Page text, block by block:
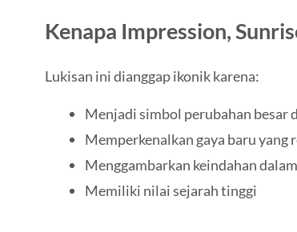
Kenapa Impression,
Lukisan ini dianggap ikonik karena:
Menjadi simbol perubahan besar
Memperkenalkan gaya baru yang
Menggambarkan keindahan
Memiliki nilai sejarah tinggi